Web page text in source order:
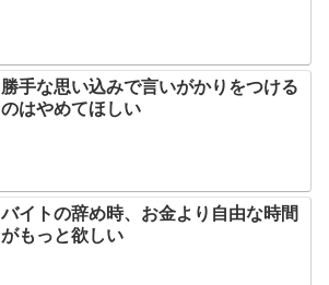
勝手な思い込みで言いがかりをつける
のはやめてほしい
バイトの辞め時、お金より自由な時間
がもっと欲しい